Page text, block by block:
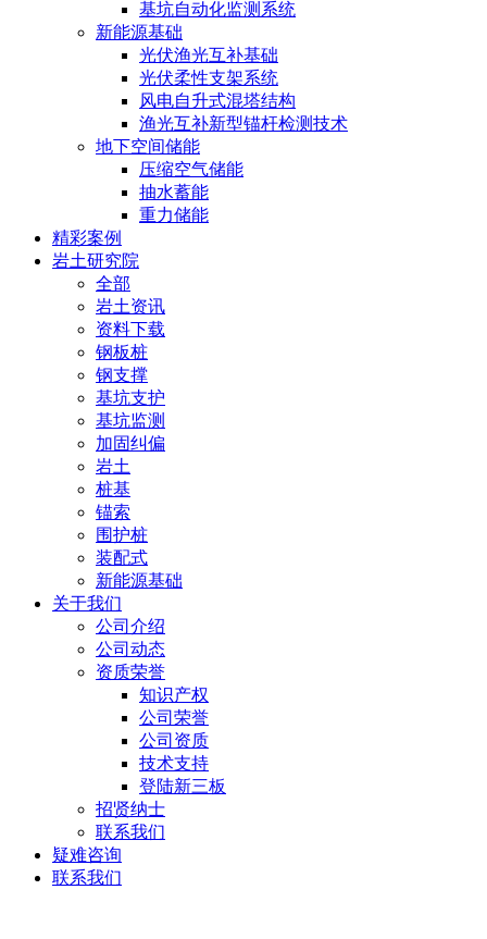
基坑自动化监测系统
新能源基础
光伏渔光互补基础
光伏柔性支架系统
风电自升式混塔结构
渔光互补新型锚杆检测技术
地下空间储能
压缩空气储能
抽水蓄能
重力储能
精彩案例
岩土研究院
全部
岩土资讯
资料下载
钢板桩
钢支撑
基坑支护
基坑监测
加固纠偏
岩土
桩基
锚索
围护桩
装配式
新能源基础
关于我们
公司介绍
公司动态
资质荣誉
知识产权
公司荣誉
公司资质
技术支持
登陆新三板
招贤纳士
联系我们
疑难咨询
联系我们